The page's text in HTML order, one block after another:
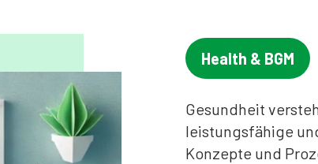
Health & BGM
Gesundheit
leistungsfähige
Konzepte und